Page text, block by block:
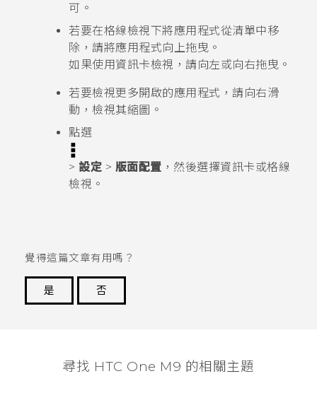
可。
若要在格線檢視下將應用程式從清單中移
除，請將應用程式向上拖曳。
如果使用資訊卡檢視，請向左或向右拖曳。
若要檢視更多開啟的應用程式，請向右滑
動，檢視其縮圖。
點選
> 設定 > 版面配置 ，然後選擇資訊卡或格線
檢視。
覺得這篇文章有用嗎？
是
否
尋找 HTC One M9 的相關主題